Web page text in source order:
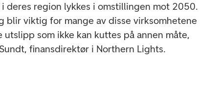
deres region lykkes i omstillingen mot 2050.
blir viktig for mange av disse virksomhetene
som ikke kan kuttes på annen måte,
finansdirektør i Northern Lights.